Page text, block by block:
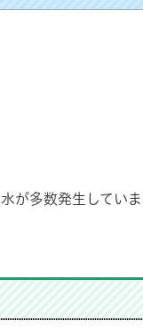
が多数発生していま